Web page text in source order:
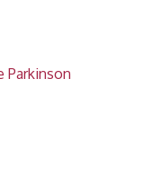
Parkinson